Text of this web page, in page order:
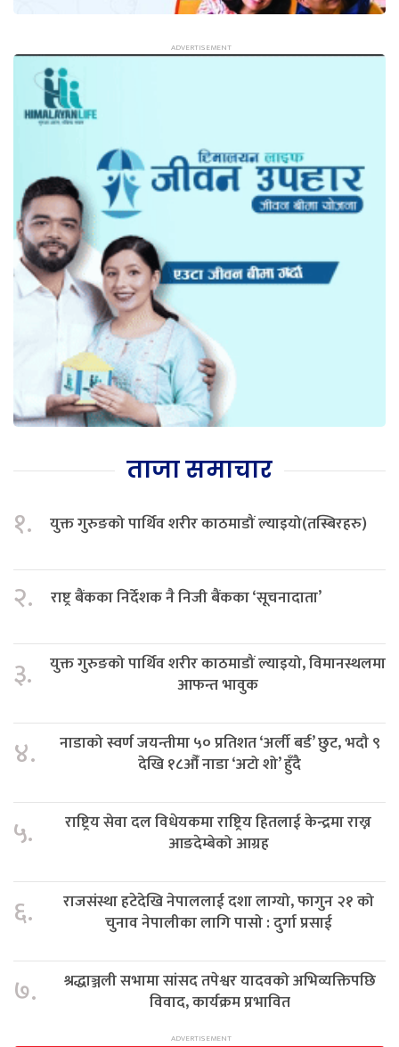
ताजा समाचार
१. युक्त गुरुङको पार्थिव शरीर काठमाडौं ल्याइयो(तस्बिरहरु)
२. राष्ट्र बैंकका निर्देशक नै निजी बैंकका ‘सूचनादाता’
३.
युक्त गुरुङको पार्थिव शरीर काठमाडौं ल्याइयो, विमानस्थलमा
आफन्त भावुक
४.
नाडाको स्वर्ण जयन्तीमा ५० प्रतिशत ‘अर्ली बर्ड’ छुट, भदौ ९
देखि १८औँ नाडा ‘अटो शो’ हुँदै
५.
राष्ट्रिय सेवा दल विधेयकमा राष्ट्रिय हितलाई केन्द्रमा राख्न
आङदेम्बेको आग्रह
६.
राजसंस्था हटेदेखि नेपाललाई दशा लाग्यो, फागुन २१ को
चुनाव नेपालीका लागि पासो : दुर्गा प्रसाई
७.
श्रद्धाञ्जली सभामा सांसद तपेश्वर यादवको अभिव्यक्तिपछि
विवाद, कार्यक्रम प्रभावित